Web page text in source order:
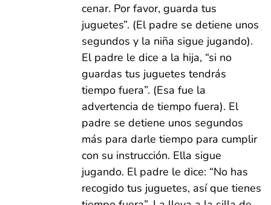
cenar. Por favor, guarda tus
juguetes”. (El padre se detiene unos
segundos y la niña sigue jugando).
El padre le dice a la hija, “si no
guardas tus juguetes tendrás
tiempo fuera”. (Esa fue la
advertencia de tiempo fuera). El
padre se detiene unos segundos
más para darle tiempo para cumplir
con su instrucción. Ella sigue
jugando. El padre le dice: “No has
recogido tus juguetes, así que tienes